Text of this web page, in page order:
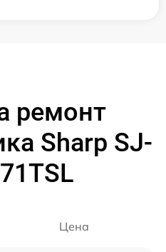
ремонт
Sharp SJ-
Цена